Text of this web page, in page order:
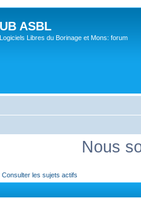
ASBL
Libres du Borinage et Mons: forum
Nous
Consulter les sujets actifs